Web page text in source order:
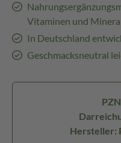
Vitaminen und
In Deutschland
Geschmacksneutral
Hersteller: